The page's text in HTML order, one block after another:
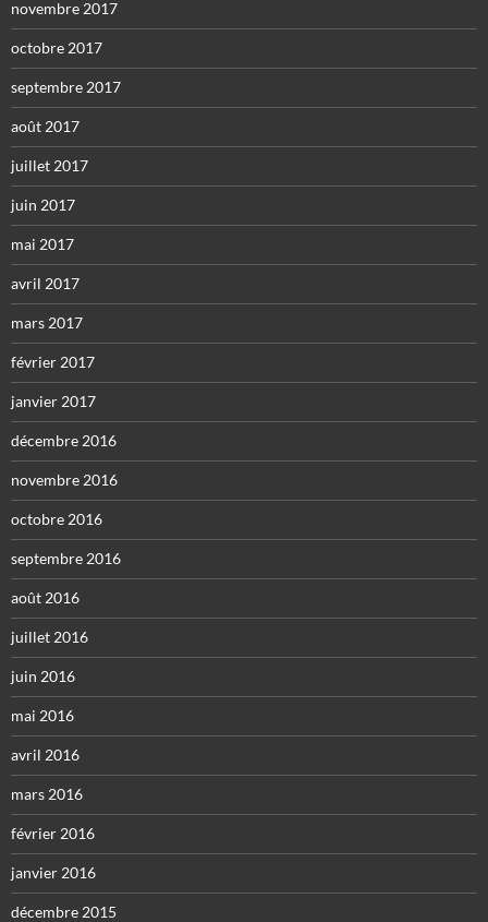
novembre 2017
octobre 2017
septembre 2017
août 2017
juillet 2017
juin 2017
mai 2017
avril 2017
mars 2017
février 2017
janvier 2017
décembre 2016
novembre 2016
octobre 2016
septembre 2016
août 2016
juillet 2016
juin 2016
mai 2016
avril 2016
mars 2016
février 2016
janvier 2016
décembre 2015